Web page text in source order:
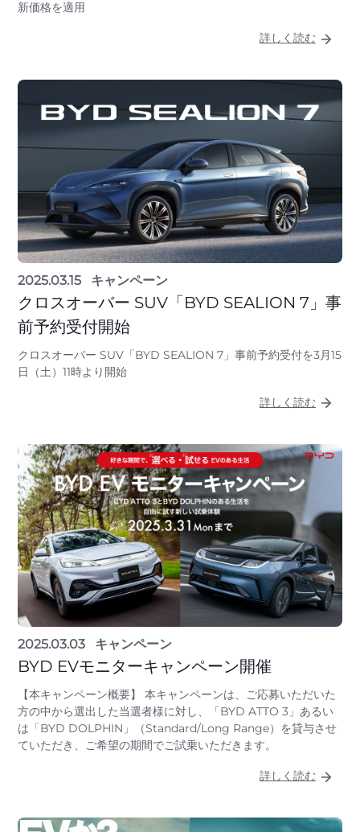
新価格を適用
詳しく読む
2025.03.15 キャンペーン
クロスオーバー SUV「BYD SEALION 7」事
前予約受付開始
クロスオーバー SUV「BYD SEALION 7」事前予約受付を3月15
日（土）11時より開始
詳しく読む
2025.03.03 キャンペーン
BYD EVモニターキャンペーン開催
【本キャンペーン概要】 本キャンペーンは、ご応募いただいた
方の中から選出した当選者様に対し、「BYD ATTO 3」あるい
は「BYD DOLPHIN」（Standard/Long Range）を貸与させ
ていただき、ご希望の期間でご試乗いただきます。
詳しく読む